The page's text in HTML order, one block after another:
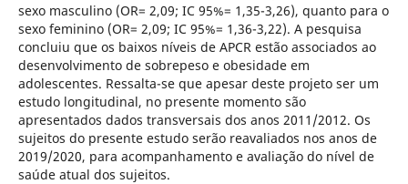
sexo masculino (OR= 2,09; IC 95%= 1,35-3,26), quanto para o
sexo feminino (OR= 2,09; IC 95%= 1,36-3,22). A pesquisa
concluiu que os baixos níveis de APCR estão associados ao
desenvolvimento de sobrepeso e obesidade em
adolescentes. Ressalta-se que apesar deste projeto ser um
estudo longitudinal, no presente momento são
apresentados dados transversais dos anos 2011/2012. Os
sujeitos do presente estudo serão reavaliados nos anos de
2019/2020, para acompanhamento e avaliação do nível de
saúde atual dos sujeitos.